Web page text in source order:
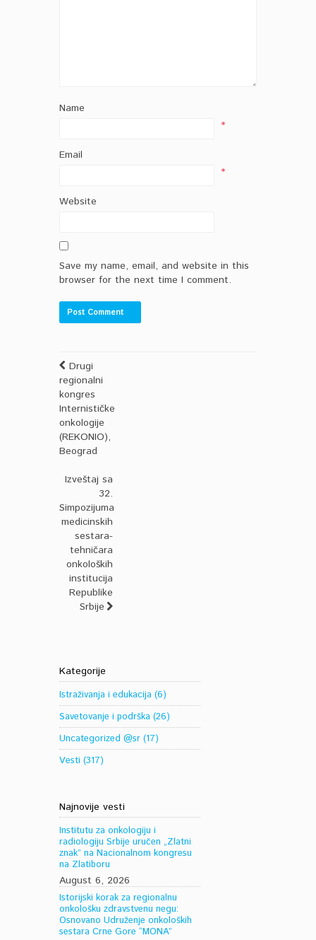
Name
*
Email
*
Website
Save my name, email, and website in this
browser for the next time I comment.
Drugi
regionalni
kongres
Internističke
onkologije
(REKONIO),
Beograd
Izveštaj sa
32.
Simpozijuma
medicinskih
sestara-
tehničara
onkoloških
institucija
Republike
Srbije
Kategorije
Istraživanja i edukacija (6)
Savetovanje i podrška (26)
Uncategorized @sr (17)
Vesti (317)
Najnovije vesti
Institutu za onkologiju i
radiologiju Srbije uručen „Zlatni
znak” na Nacionalnom kongresu
na Zlatiboru
August 6, 2026
Istorijski korak za regionalnu
onkološku zdravstvenu negu:
Osnovano Udruženje onkoloških
sestara Crne Gore “MONA”